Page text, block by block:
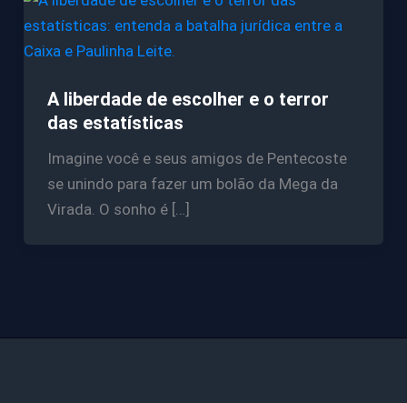
A liberdade de escolher e o terror
das estatísticas
Imagine você e seus amigos de Pentecoste
se unindo para fazer um bolão da Mega da
Virada. O sonho é […]